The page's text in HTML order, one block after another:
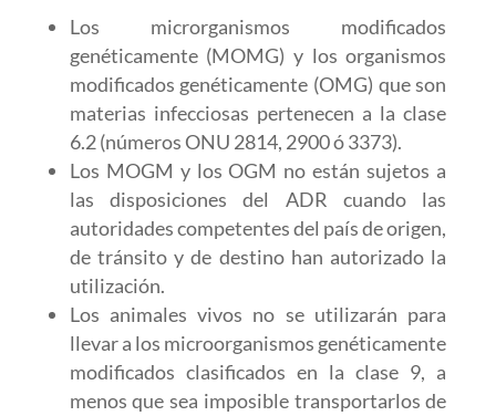
Los microrganismos modificados
genéticamente (MOMG) y los organismos
modificados genéticamente (OMG) que son
materias infecciosas pertenecen a la clase
6.2 (números ONU 2814, 2900 ó 3373).
Los MOGM y los OGM no están sujetos a
las disposiciones del ADR cuando las
autoridades competentes del país de origen,
de tránsito y de destino han autorizado la
utilización.
Los animales vivos no se utilizarán para
llevar a los microorganismos genéticamente
modificados clasificados en la clase 9, a
menos que sea imposible transportarlos de